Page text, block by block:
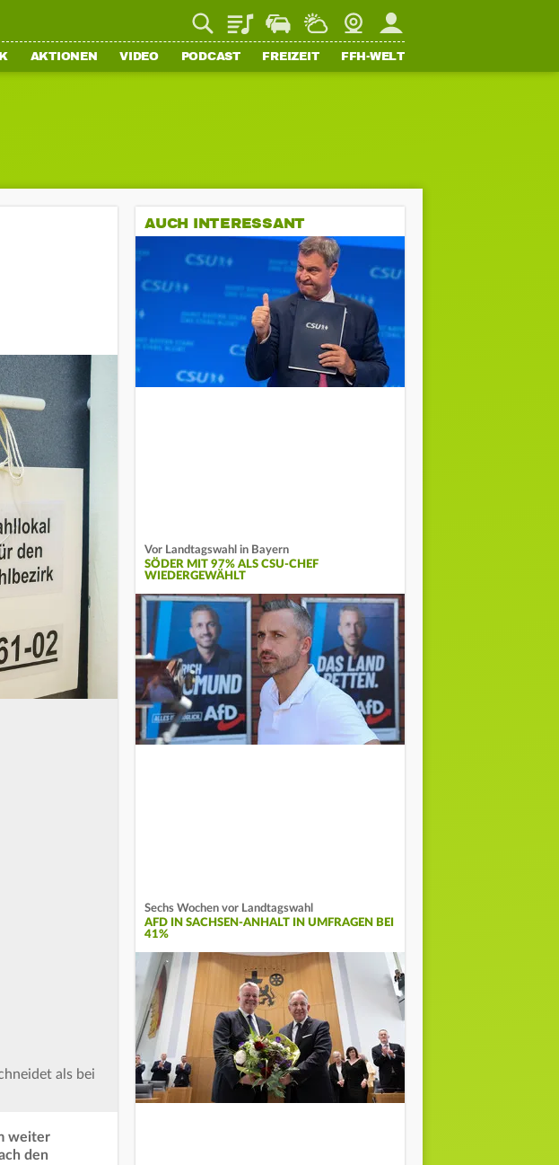
PlaylistStaupilotWetterWebcamMein FFH
AKTIONEN VIDEO PODCAST FREIZEIT FFH-WELT
als bei
weiter
den
AUCH INTERESSANT
Vor Landtagswahl in Bayern
SÖDER MIT 97% ALS CSU-CHEF
WIEDERGEWÄHLT
Sechs Wochen vor Landtagswahl
AFD IN SACHSEN-ANHALT IN UMFRAGEN BEI
41%